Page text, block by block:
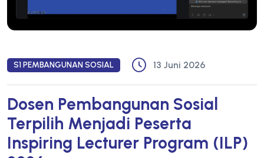
S1 PEMBANGUNAN SOSIAL 13 Juni 2026
Dosen Pembangunan Sosial
Terpilih Menjadi Peserta
Inspiring Lecturer Program (ILP)